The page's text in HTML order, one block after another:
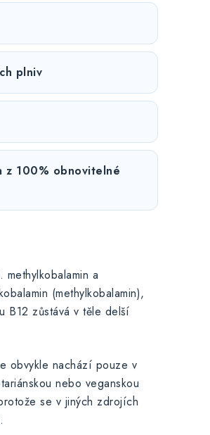
plniv
z 100% obnovitelné
a
(methylkobalamin),
B12 zůstává v těle delší
obvykle nachází pouze v
nebo veganskou
se v jiných zdrojích